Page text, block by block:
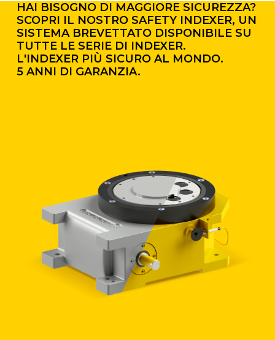
HAI BISOGNO DI MAGGIORE SICUREZZA?
SCOPRI IL NOSTRO SAFETY INDEXER, UN
SISTEMA BREVETTATO DISPONIBILE SU
TUTTE LE SERIE DI INDEXER.
L'INDEXER PIÙ SICURO AL MONDO.
5 ANNI DI GARANZIA.